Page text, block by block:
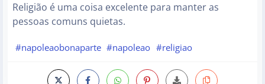
Religião é uma coisa excelente para manter as
pessoas comuns quietas.
#napoleaobonaparte #napoleao #religiao